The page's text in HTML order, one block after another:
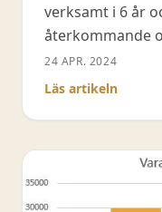
verksamt i 6 år
återkommande
resenärer. Trots
coronautbrottet
fotoreseföretag
för dess små
24 APR. 2024
Läs artikeln